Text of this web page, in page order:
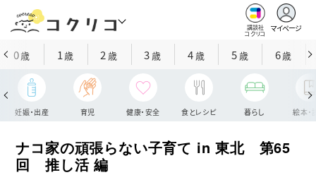
講談社
コクリコ
マイページ
0歳 1歳 2 歳 3歳 4歳 5歳 6歳
妊娠・出産 育児 健康・安全 食とレシピ 暮らし 絵本・
ナコ家の頑張らない子育て in 東北 第65
回 推し活 編